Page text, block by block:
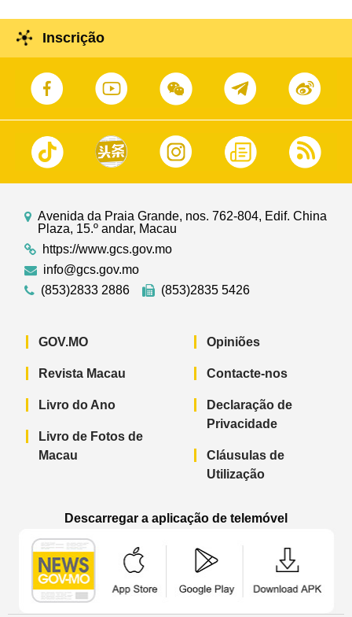
Inscrição
Avenida da Praia Grande, nos. 762-804, Edif. China
Plaza, 15.º andar, Macau
https://www.gcs.gov.mo
info@gcs.gov.mo
(853)2833 2886
(853)2835 5426
GOV.MO
Revista Macau
Livro do Ano
Livro de Fotos de
Macau
Opiniões
Contacte-nos
Declaração de
Privacidade
Cláusulas de
Utilização
Descarregar a aplicação de telemóvel